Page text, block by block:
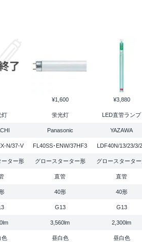
¥1,600 ¥3,880
灯 蛍光灯 LED直管ランプ
Panasonic YAZAWA
N/37-V FL40SS･ENW/37HF3 LDF40N/13/23/3/
ーター形 グロースターター形 グロースタータ
直管 直管
40形 40形
G13 G13
3,560lm 2,300lm
色 昼白色 昼白色